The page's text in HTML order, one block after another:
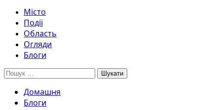
Місто
Події
Область
Огляди
Блоги
Пошук:
Домашня
Блоги